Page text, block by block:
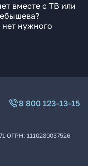
вместе с ТВ или
нужного
8 800 123-13-15
ОГРН: 1110280037526